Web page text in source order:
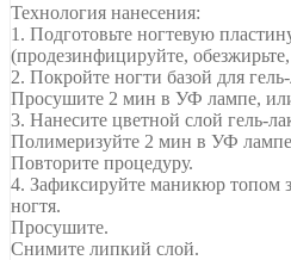
Технология нанесения:
1. Подготовьте ногтевую
(продезинфицируйте,
2. Покройте ногти базой для
Просушите 2 мин в УФ лампе,
3. Нанесите цветной слой гель-
Полимеризуйте 2 мин в УФ
Повторите процедуру.
4. Зафиксируйте маникюр топом
ногтя.
Просушите.
Снимите липкий слой.